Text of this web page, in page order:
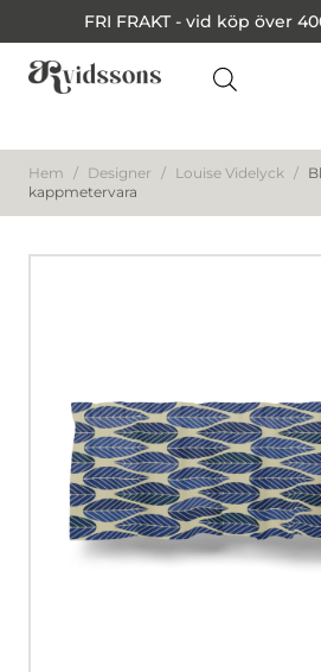
FRI FRAKT - vid köp över
Hem / Designer / Louise Videlyck /
kappmetervara